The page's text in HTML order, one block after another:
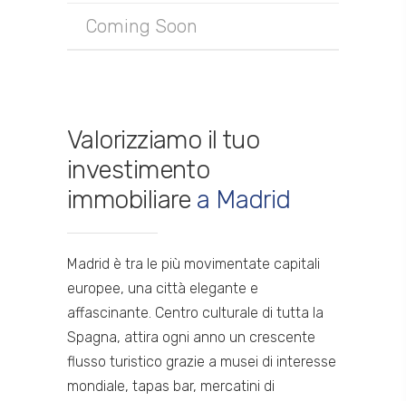
Coming Soon
Valorizziamo il tuo
investimento
immobiliare a Madrid
Madrid è tra le più movimentate capitali
europee, una città elegante e
affascinante. Centro culturale di tutta la
Spagna, attira ogni anno un crescente
flusso turistico grazie a musei di interesse
mondiale, tapas bar, mercatini di